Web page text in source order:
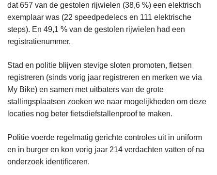
dat 657 van de gestolen rijwielen (38,6 %) een elektrisch
exemplaar was (22 speedpedelecs en 111 elektrische
steps). En 49,1 % van de gestolen rijwielen had een
registratienummer.
Stad en politie blijven stevige sloten promoten, fietsen
registreren (sinds vorig jaar registreren en merken we via
My Bike) en samen met uitbaters van de grote
stallingsplaatsen zoeken we naar mogelijkheden om deze
locaties nog beter fietsdiefstallenproof te maken.
Politie voerde regelmatig gerichte controles uit in uniform
en in burger en kon vorig jaar 214 verdachten vatten of na
onderzoek identificeren.